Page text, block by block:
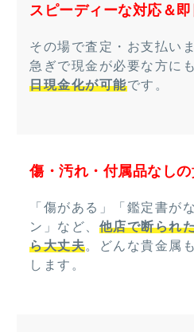
スピーディーな対応＆
その場で査定・お支払い
急ぎで現金が必要な方に
日現金化が可能です。
傷・汚れ・付属品なし
「傷がある」「鑑定書が
ン」など、 他店で断られ
ら大丈夫。どんな貴金属
します。